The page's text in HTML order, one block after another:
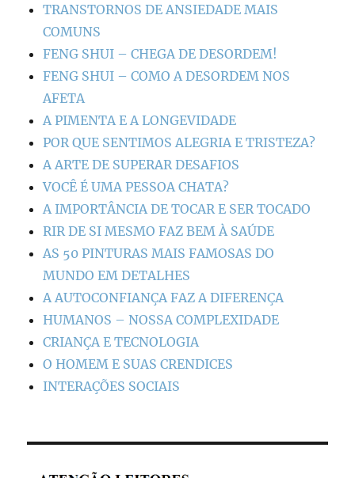
TRANSTORNOS DE ANSIEDADE MAIS
COMUNS
FENG SHUI – CHEGA DE DESORDEM!
FENG SHUI – COMO A DESORDEM NOS
AFETA
A PIMENTA E A LONGEVIDADE
POR QUE SENTIMOS ALEGRIA E TRISTEZA?
A ARTE DE SUPERAR DESAFIOS
VOCÊ É UMA PESSOA CHATA?
A IMPORTÂNCIA DE TOCAR E SER TOCADO
RIR DE SI MESMO FAZ BEM À SAÚDE
AS 50 PINTURAS MAIS FAMOSAS DO
MUNDO EM DETALHES
A AUTOCONFIANÇA FAZ A DIFERENÇA
HUMANOS – NOSSA COMPLEXIDADE
CRIANÇA E TECNOLOGIA
O HOMEM E SUAS CRENDICES
INTERAÇÕES SOCIAIS